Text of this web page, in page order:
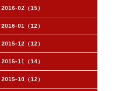
2016-02（15）
2016-01（12）
2015-12（12）
2015-11（14）
2015-10（12）